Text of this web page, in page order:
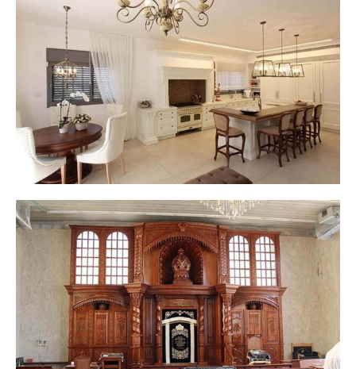
פנטהאוז בת 5 חדרים
היכל קודש מפואר חסידות לעלוב - בית שמש